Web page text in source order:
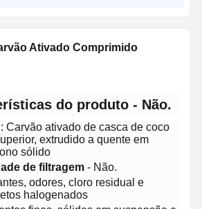
Ativado Comprimido
do produto - Não.
: Carvão ativado de casca de coco
extrudido a quente em
sólido
de filtragem - Não.
odores, cloro residual e
halogenados